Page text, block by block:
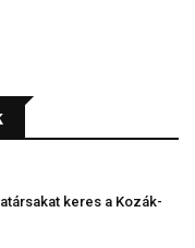
keres a Kozák-